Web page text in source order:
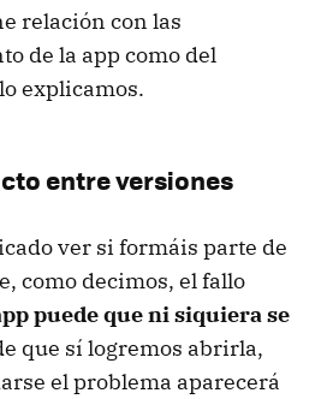
relación con las
de la app como del
explicamos.
entre versiones
ver si formáis parte de
como decimos, el fallo
puede que ni siquiera se
que sí logremos abrirla,
el problema aparecerá